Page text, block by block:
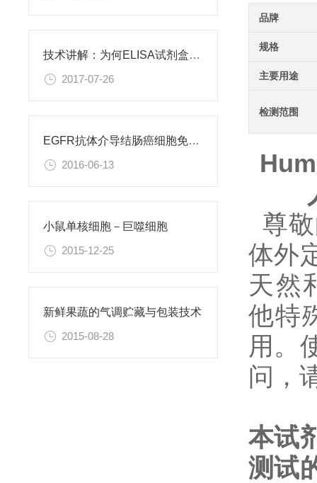
技术讲解：为何ELISA试剂盒OD值不正常
2017-07-26
EGFR抗体介导结肠癌细胞免疫性凋亡
2016-06-13
小鼠单核细胞－巨噬细胞
2015-12-25
新鲜果蔬的气调贮藏与包装技术
2015-08-28
品牌
规格
主要用途
检测范围
尊
体外
天然
他特
用。
问，
本试
测试